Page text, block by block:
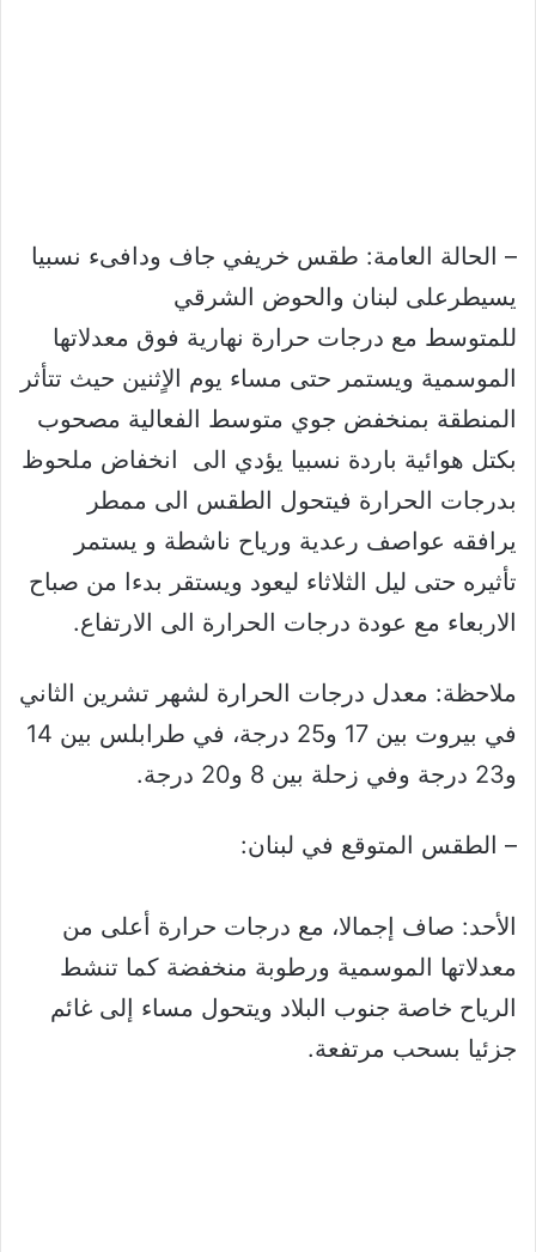
– الحالة العامة: طقس خريفي جاف ودافىء نسبيا
يسيطرعلى لبنان والحوض الشرقي
للمتوسط مع درجات حرارة نهارية فوق معدلاتها
الموسمية ويستمر حتى مساء يوم الاٍثنين حيث تتأثر
المنطقة بمنخفض جوي متوسط الفعالية مصحوب
بكتل هوائية باردة نسبيا يؤدي الى انخفاض ملحوظ
بدرجات الحرارة فيتحول الطقس الى ممطر
يرافقه عواصف رعدية ورياح ناشطة و يستمر
تأثيره حتى ليل الثلاثاء ليعود ويستقر بدءا من صباح
الاربعاء مع عودة درجات الحرارة الى الارتفاع.
ملاحظة: معدل درجات الحرارة لشهر تشرين الثاني
في بيروت بين 17 و25 درجة، في طرابلس بين 14
و23 درجة وفي زحلة بين 8 و20 درجة.
– الطقس المتوقع في لبنان:
الأحد: صاف إجمالا، مع درجات حرارة أعلى من
معدلاتها الموسمية ورطوبة منخفضة كما تنشط
الرياح خاصة جنوب البلاد ويتحول مساء إلى غائم
جزئيا بسحب مرتفعة.